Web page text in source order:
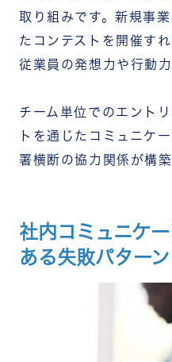
取り組みです。新規事
たコンテストを開催す
従業員の発想力や行動
チーム単位でのエント
トを通じたコミュニケ
署横断の協力関係が構
社内コミュニケ
ある失敗パターン